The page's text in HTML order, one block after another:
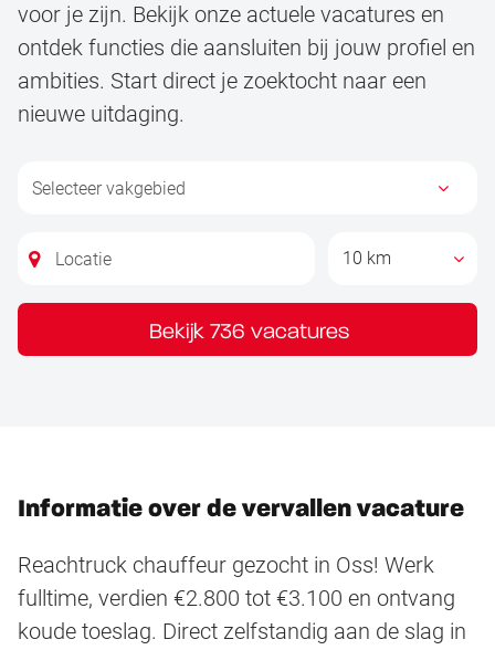
voor je zijn. Bekijk onze actuele vacatures en
ontdek functies die aansluiten bij jouw profiel en
ambities. Start direct je zoektocht naar een
nieuwe uitdaging.
10 km
Bekijk 736 vacatures
Informatie over de vervallen vacature
Reachtruck chauffeur gezocht in Oss! Werk
fulltime, verdien €2.800 tot €3.100 en ontvang
koude toeslag. Direct zelfstandig aan de slag in